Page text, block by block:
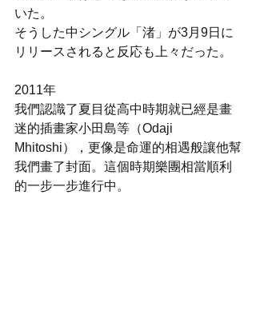
いた。
そうした中シングル「渚」が3月9日に
リリースされると反応も上々だった。
2011年
我們認識了夏目從高中時期就已經是畫
迷的插畫家小田島等（Odaji
Mhitoshi），更像是命運的相遇般讓他幫
我們畫了封面。這個時期樂團相當順利
的一步一步進行中。